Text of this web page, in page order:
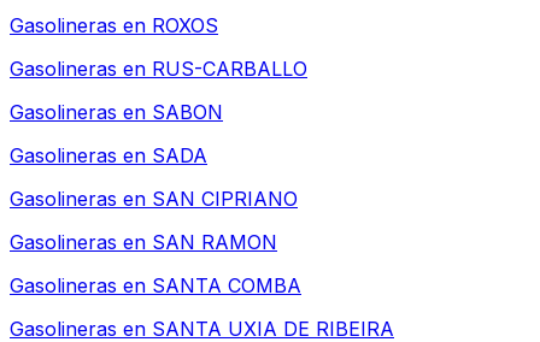
Gasolineras en ROXOS
Gasolineras en RUS-CARBALLO
Gasolineras en SABON
Gasolineras en SADA
Gasolineras en SAN CIPRIANO
Gasolineras en SAN RAMON
Gasolineras en SANTA COMBA
Gasolineras en SANTA UXIA DE RIBEIRA